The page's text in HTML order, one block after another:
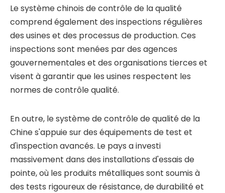
Le système chinois de contrôle de la qualité
comprend également des inspections régulières
des usines et des processus de production. Ces
inspections sont menées par des agences
gouvernementales et des organisations tierces et
visent à garantir que les usines respectent les
normes de contrôle qualité.
En outre, le système de contrôle de qualité de la
Chine s'appuie sur des équipements de test et
d'inspection avancés. Le pays a investi
massivement dans des installations d'essais de
pointe, où les produits métalliques sont soumis à
des tests rigoureux de résistance, de durabilité et